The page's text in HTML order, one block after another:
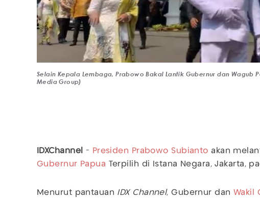
Selain Kepala Lembaga, Prabowo Bakal Lantik Gubernur dan Wagub
Media Group)
IDXChannel - Presiden Prabowo Subianto akan
Gubernur Papua Terpilih di Istana Negara, Jakarta,
Menurut pantauan IDX Channel, Gubernur dan Wakil